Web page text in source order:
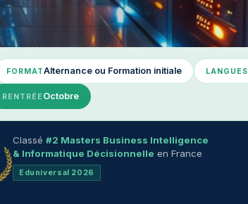
FORMATAlternance ou Formation initiale LANGUES
RENTRÉE Octobre
Classé #2 Masters Business Intelligence
& Informatique Décisionnelle en France
Eduniversal 2026